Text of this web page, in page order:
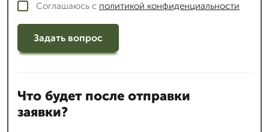
Соглашаюсь с политикой конфиденциальности
Задать вопрос
Что будет после отправки
заявки?